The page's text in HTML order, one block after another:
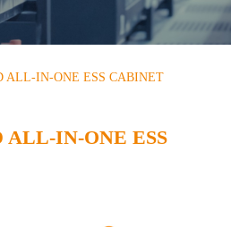
ALL-IN-ONE ESS CABINET
IN-ONE ESS